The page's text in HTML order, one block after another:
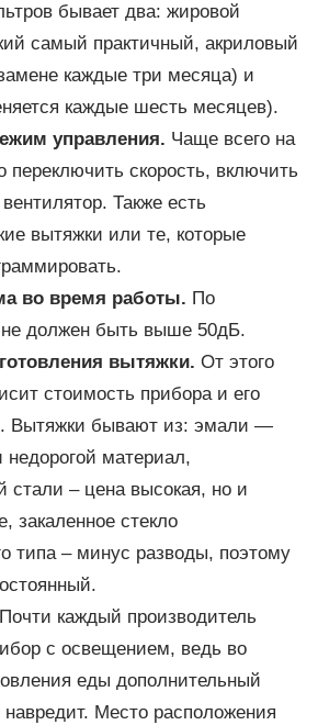
бывает два: жировой
самый практичный, акриловый
каждые три месяца) и
каждые шесть месяцев).
управления. Чаще всего на
переключить скорость, включить
Также есть
вытяжки или те, которые
во время работы. По
должен быть выше 50дБ.
вытяжки. От этого
стоимость прибора и его
Вытяжки бывают из: эмали —
недорогой материал,
стали – цена высокая, но и
закаленное стекло
типа – минус разводы, поэтому
Почти каждый производитель
с освещением, ведь во
еды дополнительный
навредит. Место расположения